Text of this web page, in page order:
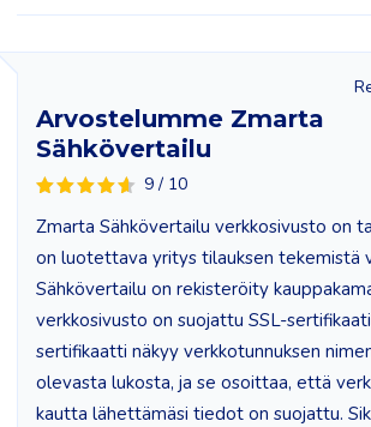
Arvostelumme Zmarta
Sähkövertailu
9 / 10
Zmarta Sähkövertailu verkkosivusto on
on luotettava yritys tilauksen tekemistä
Sähkövertailu on rekisteröity
verkkosivusto on suojattu SSL-
sertifikaatti näkyy verkkotunnuksen
olevasta lukosta, ja se osoittaa, että
kautta lähettämäsi tiedot on suojattu.